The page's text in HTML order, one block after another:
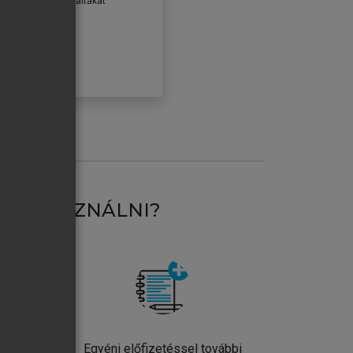
HASZNÁLNI?
Egyéni előfizetéssel további